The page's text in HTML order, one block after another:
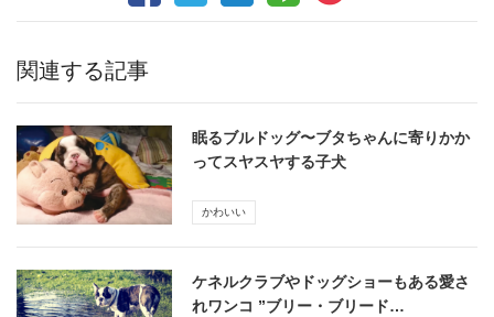
関連する記事
眠るブルドッグ〜ブタちゃんに寄りかか
ってスヤスヤする子犬
かわいい
ケネルクラブやドッグショーもある愛さ
れワンコ ”ブリー・ブリード…